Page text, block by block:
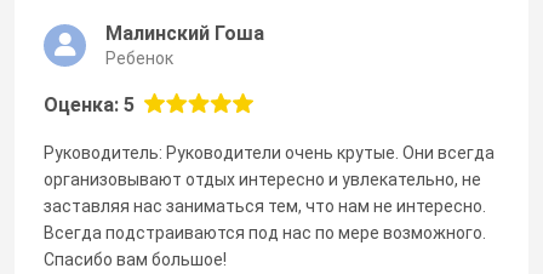
Малинский Гоша
Ребенок
Оценка: 5
Руководитель: Руководители очень крутые. Они всегда
организовывают отдых интересно и увлекательно, не
заставляя нас заниматься тем, что нам не интересно.
Всегда подстраиваются под нас по мере возможного.
Спасибо вам большое!